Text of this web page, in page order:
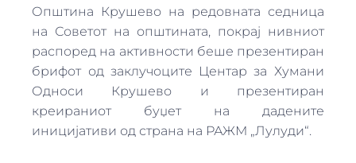
Општина Крушево на редовната седница
на Советот на општината, покрај нивниот
распоред на активности беше презентиран
брифот од заклучоците Центар за Хумани
Односи Крушево и презентиран
креираниот буџет на дадените
иницијативи од страна на РАЖМ „Лулуди“.